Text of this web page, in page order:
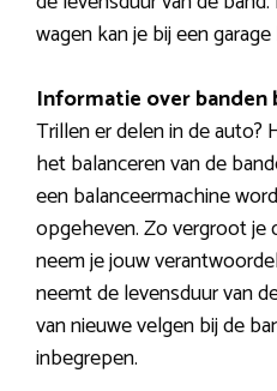
wagen kan je bij een
Informatie over banden
Trillen er delen in de auto?
het balanceren van de
een balanceermachine
opgeheven. Zo vergroot je
neem je jouw
neemt de levensduur van
van nieuwe velgen bij de
inbegrepen.